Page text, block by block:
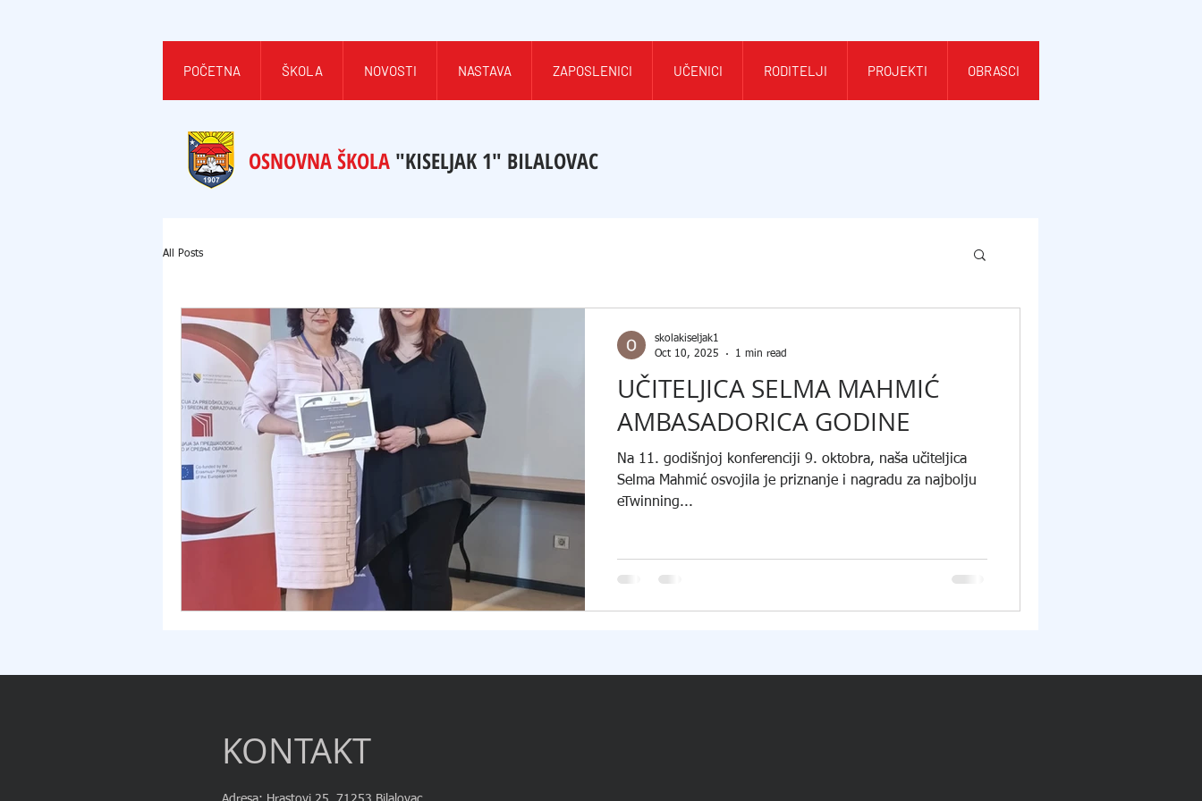
POČETNA ŠKOLA NOVOSTI NASTAVA ZAPOSLENICI UČENICI RODITELJI PROJEKTI OBRASCI
OSNOVNA ŠKOLA "KISELJAK 1" BILALOVAC
All Posts
UČITELJICA SELMA MAHMIĆ
AMBASADORICA GODINE
Na 11. godišnjoj konferenciji 9. oktobra, naša učiteljica
Selma Mahmić osvojila je priznanje i nagradu za najbolju
eTwinning...
skolakiseljak1
Oct 10, 2025
1 min read
KONTAKT